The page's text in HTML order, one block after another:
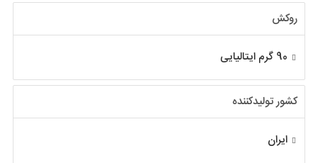
روکش
90 گرم ایتالیایی
کشور تولیدکننده
ایران